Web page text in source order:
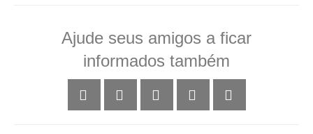
Ajude seus amigos a ficar
informados também